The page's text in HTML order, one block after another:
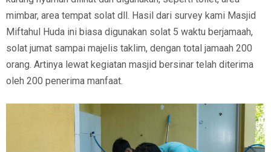
mimbar, area tempat solat dll. Hasil dari survey kami Masjid
Miftahul Huda ini biasa digunakan solat 5 waktu berjamaah,
solat jumat sampai majelis taklim, dengan total jamaah 200
orang. Artinya lewat kegiatan masjid bersinar telah diterima
oleh 200 penerima manfaat.